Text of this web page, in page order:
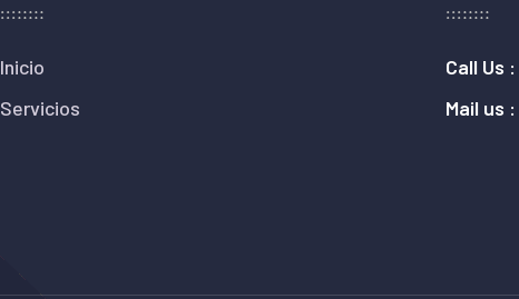
Inicio
Servicios
Call Us :
Mail us :